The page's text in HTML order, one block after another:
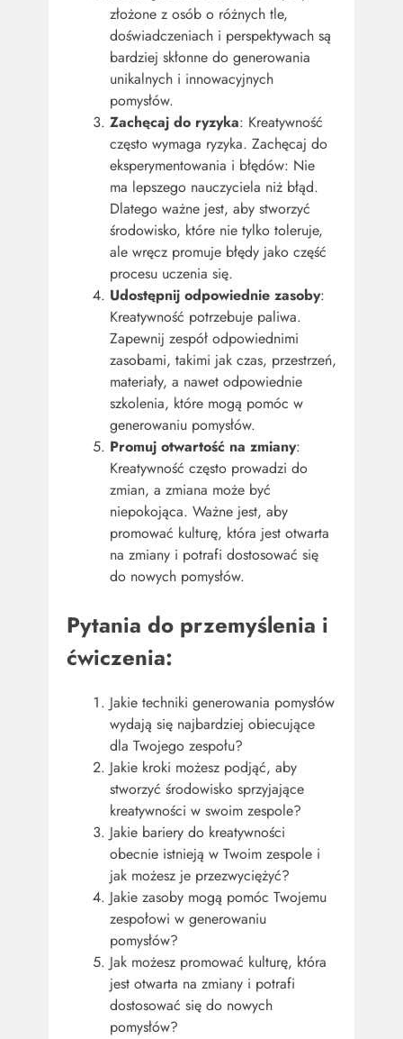
złożone z osób o różnych tle,
doświadczeniach i perspektywach są
bardziej skłonne do generowania
unikalnych i innowacyjnych
pomysłów.
Zachęcaj do ryzyka: Kreatywność
często wymaga ryzyka. Zachęcaj do
eksperymentowania i błędów: Nie
ma lepszego nauczyciela niż błąd.
Dlatego ważne jest, aby stworzyć
środowisko, które nie tylko toleruje,
ale wręcz promuje błędy jako część
procesu uczenia się.
Udostępnij odpowiednie zasoby:
Kreatywność potrzebuje paliwa.
Zapewnij zespół odpowiednimi
zasobami, takimi jak czas, przestrzeń,
materiały, a nawet odpowiednie
szkolenia, które mogą pomóc w
generowaniu pomysłów.
Promuj otwartość na zmiany:
Kreatywność często prowadzi do
zmian, a zmiana może być
niepokojąca. Ważne jest, aby
promować kulturę, która jest otwarta
na zmiany i potrafi dostosować się
do nowych pomysłów.
Pytania do przemyślenia i
ćwiczenia:
Jakie techniki generowania pomysłów
wydają się najbardziej obiecujące
dla Twojego zespołu?
Jakie kroki możesz podjąć, aby
stworzyć środowisko sprzyjające
kreatywności w swoim zespole?
Jakie bariery do kreatywności
obecnie istnieją w Twoim zespole i
jak możesz je przezwyciężyć?
Jakie zasoby mogą pomóc Twojemu
zespołowi w generowaniu
pomysłów?
Jak możesz promować kulturę, która
jest otwarta na zmiany i potrafi
dostosować się do nowych
pomysłów?